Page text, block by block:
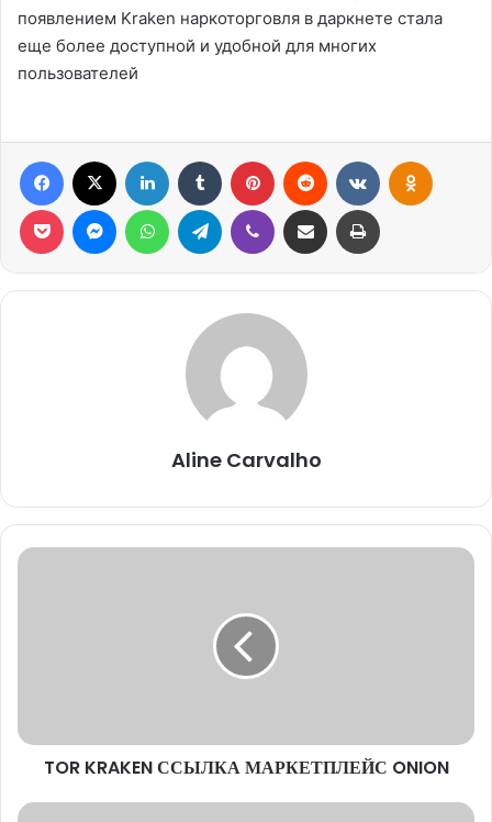
появлением Kraken наркоторговля в даркнете стала
еще более доступной и удобной для многих
пользователей
Facebook Linkedin Tumblr Pinterest Reddit
Pocket MessengerWhatsAppTelegram Viber Compartilhar via e-mail Imprimir
Aline Carvalho
TOR
TOR KRAKEN ССЫЛКА МАРКЕТПЛЕЙС ONION
ССЫЛКА